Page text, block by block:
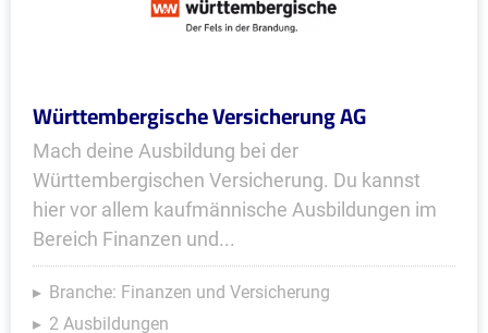
Württembergische Versicherung AG
Mach deine Ausbildung bei der
Württembergischen Versicherung. Du kannst
hier vor allem kaufmännische Ausbildungen im
Bereich Finanzen und...
Branche: Finanzen und Versicherung
2 Ausbildungen